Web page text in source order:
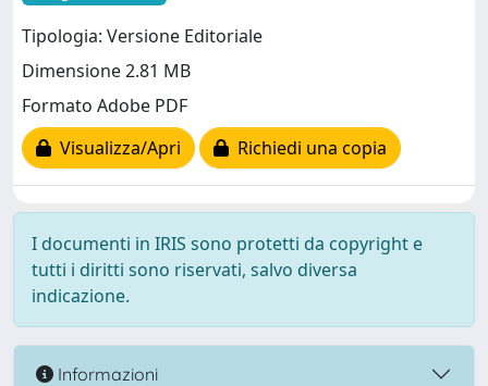
Tipologia: Versione Editoriale
Dimensione 2.81 MB
Formato Adobe PDF
Visualizza/Apri
Richiedi una copia
I documenti in IRIS sono protetti da copyright e
tutti i diritti sono riservati, salvo diversa
indicazione.
Informazioni